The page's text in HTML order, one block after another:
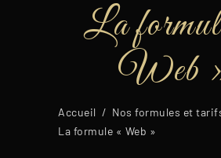
La
Web
Accueil / Nos formules et
La formule « Web »